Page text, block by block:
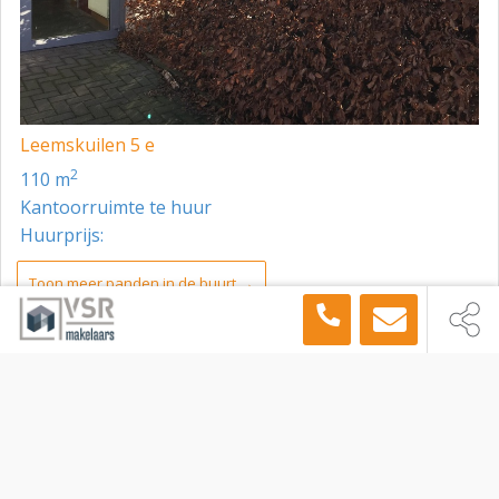
Leemskuilen 5 e
110 m2
Kantoorruimte te huur
Huurprijs:
Toon meer panden in de buurt →